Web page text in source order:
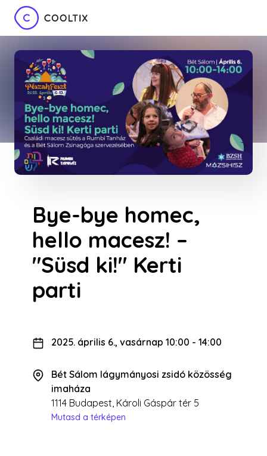
Bye-bye homec,
hello macesz! –
"Süsd ki!" Kerti
parti
2025. április 6., vasárnap 10:00 - 14:00
Bét Sálom lágymányosi zsidó közösség
imaháza
1114 Budapest, Károli Gáspár tér 5
Mutasd a térképen